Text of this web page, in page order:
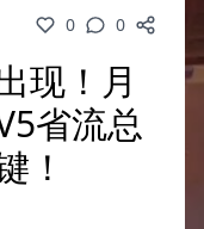
0 0
现！月
省流总
！